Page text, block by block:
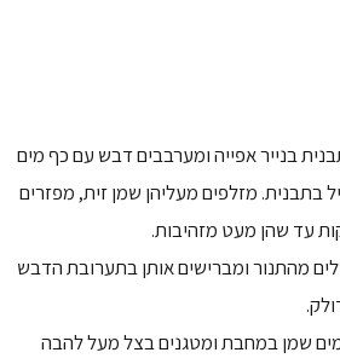
בנייר אפייה ומערבבים דבש עם כף מים
בתבנית. מזלפים מעליהן שמן זית, מפזרים
מהתנור ומברישים אותן בתערובת הדבש
שמן במחבת ומטגנים בצל מעל להבה